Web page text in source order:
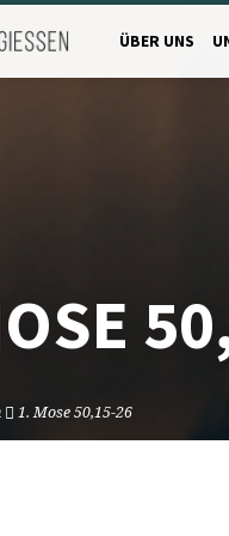
ÜBER UNS
1. Mose 50,15-26